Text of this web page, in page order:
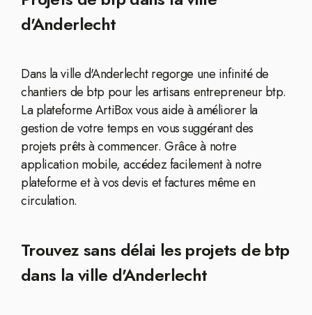
d'Anderlecht
Dans la ville d'Anderlecht regorge une infinité de
chantiers de btp pour les artisans entrepreneur btp.
La plateforme ArtiBox vous aide à améliorer la
gestion de votre temps en vous suggérant des
projets prêts à commencer. Grâce à notre
application mobile, accédez facilement à notre
plateforme et à vos devis et factures même en
circulation.
Trouvez sans délai les projets de btp
dans la ville d'Anderlecht